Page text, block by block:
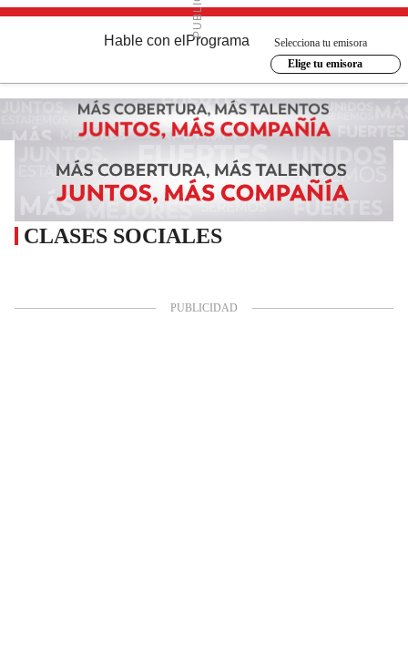
Hable con el Programa
Selecciona tu emisora
Elige tu emisora
CLASES SOCIALES